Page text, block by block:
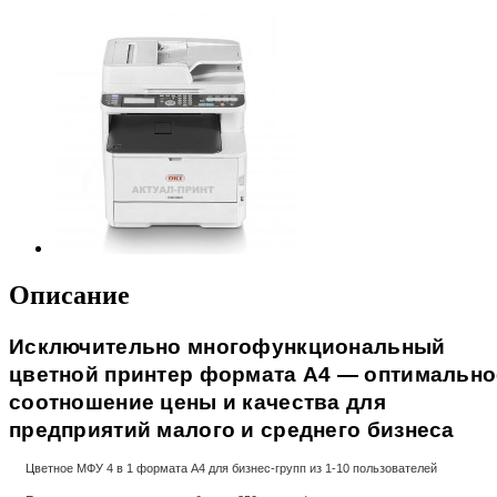
Описание
Исключительно многофункциональный
цветной принтер формата A4 —
соотношение цены и качества для
предприятий малого и среднего бизнеса
Цветное МФУ 4 в 1 формата A4 для бизнес-групп из 1-10 пользователей